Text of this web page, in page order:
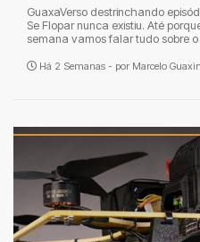
GuaxaVerso destrinchando
Se Flopar nunca existiu. Até
semana vamos falar tudo sobre o
Há 2 Semanas - por Marcelo